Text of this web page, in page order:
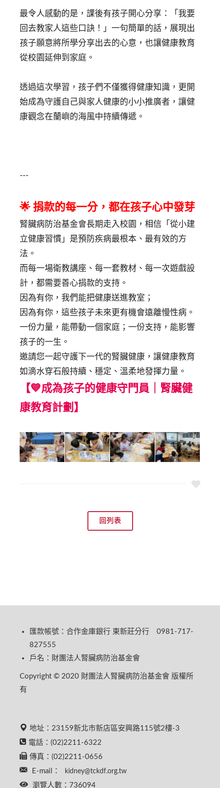
最令人感動的是，課後有孩子開心分享：「我要
回去教家人這些口訣！」一句簡單的話，展現出
孩子願意將所學分享出去的心意，也讓健康教育
從校園延伸到家庭。
透過這次學習，孩子們不僅獲得健康知識，更開
始成為守護自己與家人健康的小小推廣者，讓健
康觀念在蘭嶼的海風中持續傳遞。
---
🌟 捐款的每一分，都在孩子心中發芽
腎臟病防治基金會長期走入校園，相信「從小建
立健康習慣」是預防疾病最根本、最有效的方
法。
而每一場衛教講座、每一套教材、每一次遊戲設
計，都需要善心捐款的支持。
因為有你，我們能把健康送進教室；
因為有你，這些孩子未來更有機會遠離慢性病。
一份力量，能帶動一個家庭；一份支持，能影響
孩子的一生。
邀請您一起守護下一代的腎臟健康，讓健康教育
如滴水穿石般持續、穩定、溫柔地發揮力量。
【💙成為孩子的健康守門員｜腎臟健
康教育計劃】
回列表
匯款帳號：合作金庫銀行 東新莊分行 0981-717-
827555
戶名：財團法人腎臟病防治基金會
Copyright © 2020 財團法人腎臟病防治基金會 版權所
有
地址：23159新北市新店區安興路115號2樓-3
電話：(02)2211-6322
傳真：(02)2211-0656
E-mail：
kidney@tckdf.org.tw
瀏覽人數：736094